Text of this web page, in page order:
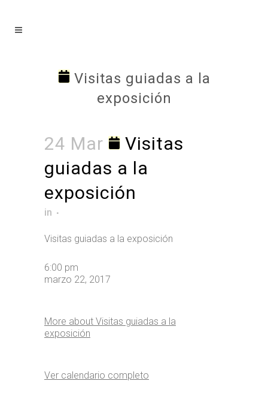
Visitas guiadas a la
exposición
24 Mar
Visitas
guiadas a la
exposición
in
Visitas guiadas a la exposición
6:00 pm
marzo 22, 2017
More about Visitas guiadas a la
exposición
Ver calendario completo